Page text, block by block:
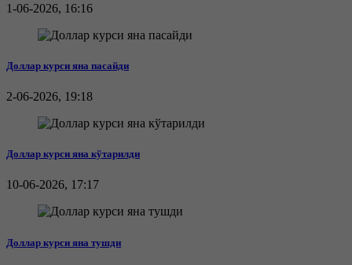
1-06-2026, 16:16
Доллар курси яна пасайди
2-06-2026, 19:18
Доллар курси яна кўтарилди
10-06-2026, 17:17
Доллар курси яна тушди